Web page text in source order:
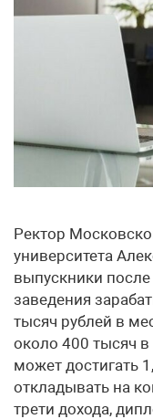
Ректор
университета
выпускники
заведения
тысяч рублей в
около 400 тысяч в
может достигать
откладывать на
трети дохода,